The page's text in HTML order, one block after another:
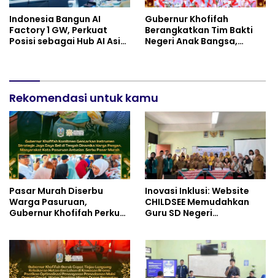
Indonesia Bangun AI
Factory 1 GW, Perkuat
Posisi sebagai Hub AI Asia
Gubernur Khofifah
Berangkatkan Tim Bakti
Negeri Anak Bangsa,
Rekomendasi untuk kamu
Pasar Murah Diserbu
Warga Pasuruan,
Gubernur Khofifah Perkuat
Inovasi Inklusi: Website
CHILDSEE Memudahkan
Guru SD Negeri
Berkebutuhan Khusus